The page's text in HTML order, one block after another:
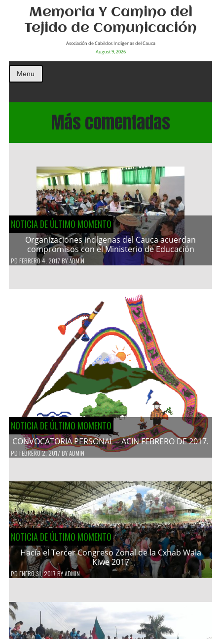
Memoria Y Camino del
Tejido de Comunicación
Asociación de Cabildos Indìgenas del Cauca
August 9, 2026
Menu
Más comentadas
NOTICIA DE ÚLTIMO MOMENTO
Organizaciones indígenas del Cauca acuerdan
compromisos con el Ministerio de Educación
PD FEBRERO 4, 2017 BYADMIN
NOTICIA DE ÚLTIMO MOMENTO
CONVOCATORIA PERSONAL – ACIN FEBRERO DE 2017.
PD FEBRERO 2, 2017 BYADMIN
NOTICIA DE ÚLTIMO MOMENTO
Hacía el Tercer Congreso Zonal de la Cxhab Wala
Kiwe 2017
PDENERO 31, 2017 BYADMIN